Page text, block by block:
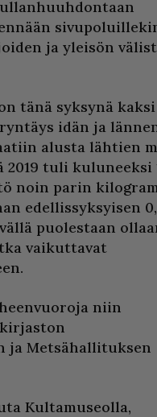
ja yleisön
tänä syksynä
idän ja
alusta lähtien
tuli kuluneeksi
noin parin
edellissyksyisen
puolestaan
vaikuttavat
niin
ja Metsähallituksen
Kultamuseolla,